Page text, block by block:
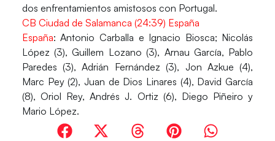
dos enfrentamientos amistosos con Portugal.
CB Ciudad de Salamanca (24:39) España
España: Antonio Carballa e Ignacio Biosca; Nicolás
López (3), Guillem Lozano (3), Arnau García, Pablo
Paredes (3), Adrián Fernández (3), Jon Azkue (4),
Marc Pey (2), Juan de Dios Linares (4), David García
(8), Oriol Rey, Andrés J. Ortiz (6), Diego Piñeiro y
Mario López.